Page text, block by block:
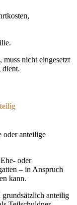
nicht eingesetzt
dient.
oder anteilige
oder
– in Anspruch
kann.
anteilig